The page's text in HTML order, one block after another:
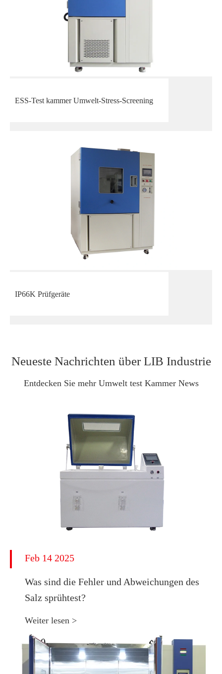
ESS-Test kammer Umwelt-Stress-Screening
IP66K Prüfgeräte
Neueste Nachrichten über LIB Industrie
Entdecken Sie mehr Umwelt test Kammer News
Feb 14 2025
Was sind die Fehler und Abweichungen des
Salz sprühtest?
Weiter lesen >